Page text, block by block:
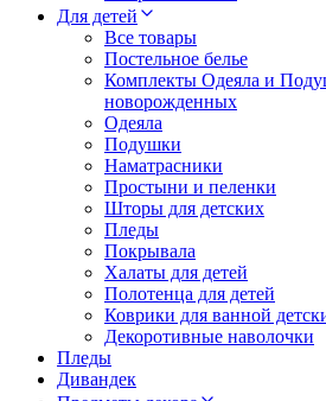
Для детей
Все товары
Постельное белье
Комплекты Одеяла и
новорожденных
Одеяла
Подушки
Наматрасники
Простыни и пеленки
Шторы для детских
Пледы
Покрывала
Халаты для детей
Полотенца для детей
Коврики для ванной
Декоротивные наволочки
Пледы
Дивандек